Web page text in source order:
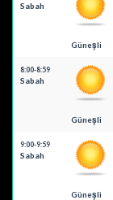
Sabah
Güneşli
8:00-8:59
Sabah
Güneşli
9:00-9:59
Sabah
Güneşli